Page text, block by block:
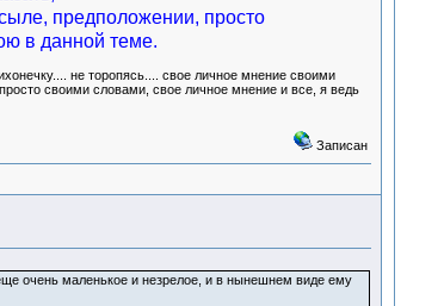
предположении, просто
в данной теме.
не торопясь.... свое личное мнение своими
своими словами, свое личное мнение и все, я ведь
Записан
очень маленькое и незрелое, и в нынешнем виде ему